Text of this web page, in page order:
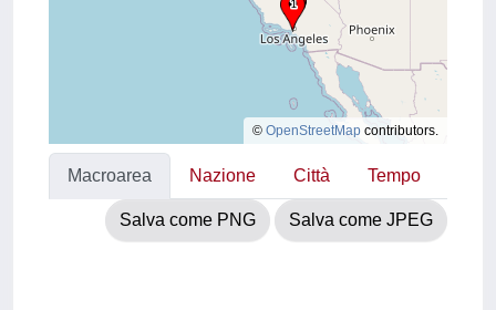
© OpenStreetMap contributors.
Macroarea Nazione Città Tempo
Salva come PNG Salva come JPEG